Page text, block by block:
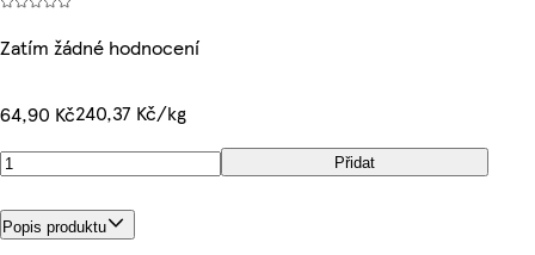
Zatím žádné hodnocení
64,90 Kč240,37 Kč/kg
Přidat
Popis produktu